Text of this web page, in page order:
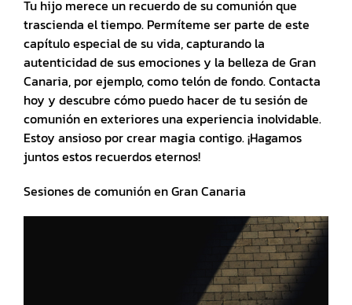
Tu hijo merece un recuerdo de su comunión que
trascienda el tiempo. Permíteme ser parte de este
capítulo especial de su vida, capturando la
autenticidad de sus emociones y la belleza de Gran
Canaria, por ejemplo, como telón de fondo. Contacta
hoy y descubre cómo puedo hacer de tu sesión de
comunión en exteriores una experiencia inolvidable.
Estoy ansioso por crear magia contigo. ¡Hagamos
juntos estos recuerdos eternos!
Sesiones de comunión en Gran Canaria